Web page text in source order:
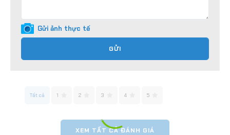
Gửi ảnh thực tế
GỬI
Tất cả 1 2 3 4 5
XEM TẤT CẢ ĐÁNH GIÁ